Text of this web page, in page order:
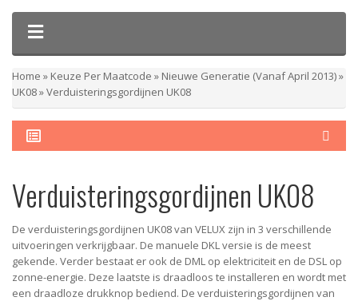
Home » Keuze Per Maatcode » Nieuwe Generatie (vanaf April 2013)»
UK08»Verduisteringsgordijnen UK08
Verduisteringsgordijnen UK08
De verduisteringsgordijnen UK08 van VELUX zijn in 3 verschillende
uitvoeringen verkrijgbaar. De manuele DKL versie is de meest
gekende. Verder bestaat er ook de DML op elektriciteit en de DSL op
zonne-energie. Deze laatste is draadloos te installeren en wordt met
een draadloze drukknop bediend. De verduisteringsgordijnen van